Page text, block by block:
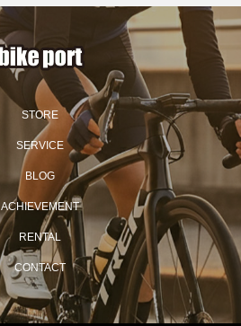
STORE
SERVICE
BLOG
ACHIEVEMENT
RENTAL
CONTACT